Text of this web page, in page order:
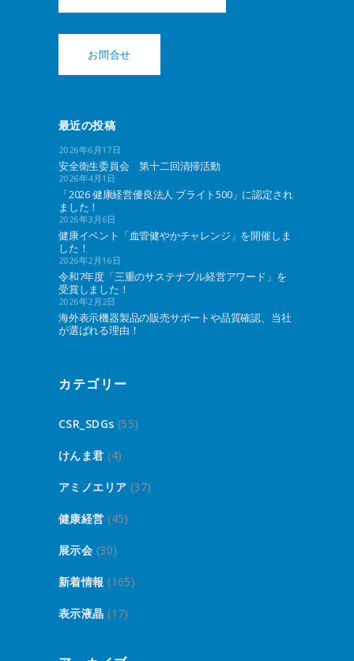
お問合せ
最近の投稿
2026年6月17日
安全衛生委員会 第十二回清掃活動
2026年4月1日
「2026 健康経営優良法人 ブライト500」に認定され
ました！
2026年3月6日
健康イベント「血管健やかチャレンジ」を開催しま
した！
2026年2月16日
令和7年度「三重のサステナブル経営アワード」を
受賞しました！
2026年2月2日
海外表示機器製品の販売サポートや品質確認、当社
が選ばれる理由！
カテゴリー
CSR_SDGs (55)
けんま君 (4)
アミノエリア (37)
健康経営 (45)
展示会 (30)
新着情報 (165)
表示液晶 (17)